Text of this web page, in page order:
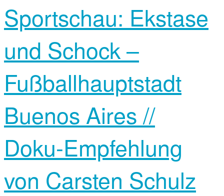
Sportschau: Ekstase
und Schock –
Fußballhauptstadt
Buenos Aires //
Doku-Empfehlung
von ‎Carsten Schulz